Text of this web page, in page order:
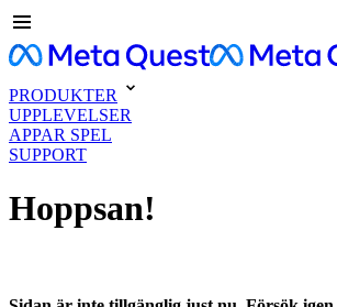
PRODUKTER
UPPLEVELSER
APPAR SPEL
SUPPORT
Hoppsan!